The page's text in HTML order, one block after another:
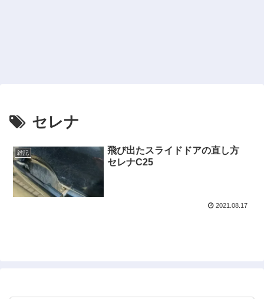
セレナ
雑記
飛び出たスライドドアの直し方
セレナC25
2021.08.17